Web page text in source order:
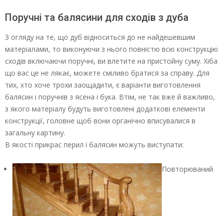
Поручні та балясини для сходів з дуба
З огляду на те, що дуб відноситься до не найдешевшим
матеріалами, то виконуючи з нього повністю всю конструкцію
сходів включаючи поручні, ви влетите на пристойну суму. Хіба
що вас це не лякає, можете сміливо братися за справу. Для
тих, хто хоче трохи заощадити, є варіанти виготовлення
балясин і поручнів з ясена і бука. Втім, не так вже й важливо,
з якого матеріалу будуть виготовлені додаткові елементи
конструкції, головне щоб вони органічно вписувалися в
загальну картину.
В якості прикрас перил і балясин можуть виступати:
Повторюваний